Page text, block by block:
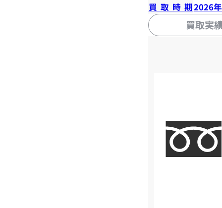
買取時期2026
買取実